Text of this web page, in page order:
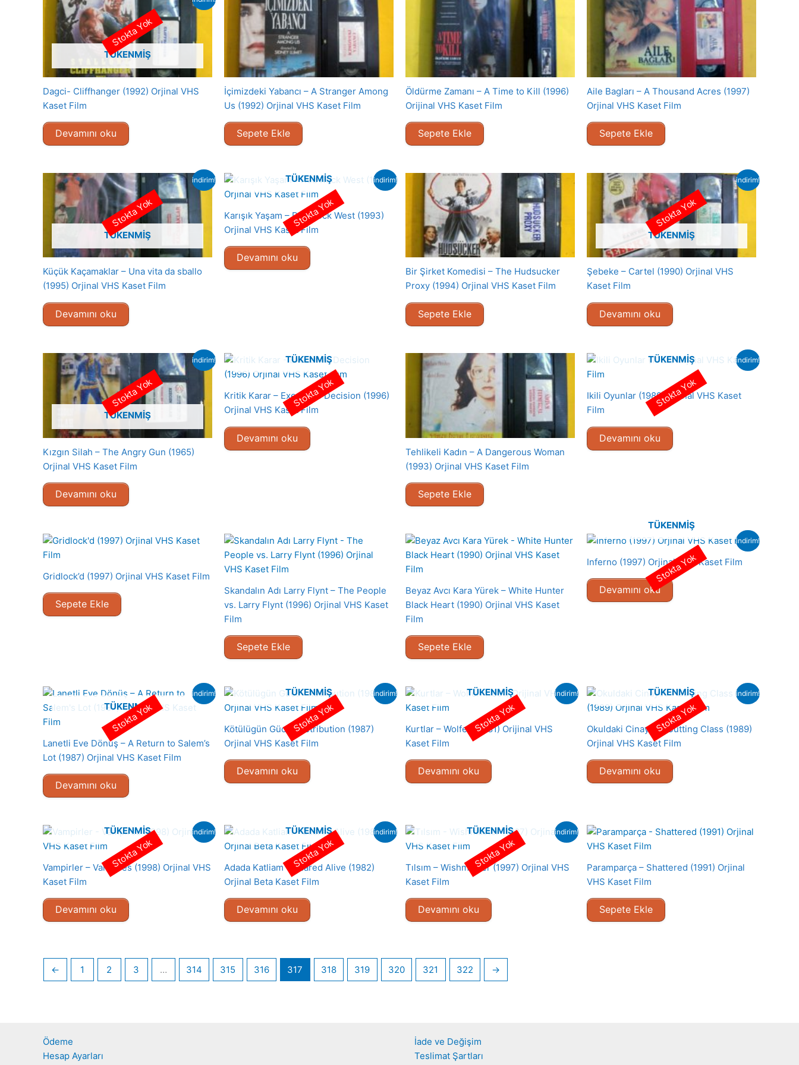
TÜKENMIŞ
Dagci- Cliffhanger (1992) Orjinal VHS
Kaset Film
Devamını oku
Stokta Yok
İçimizdeki Yabancı – A Stranger Among
Us (1992) Orjinal VHS Kaset Film
Sepete Ekle
Öldürme Zamanı – A Time to Kill (1996)
Orijinal VHS Kaset Film
Sepete Ekle
Aile Bagları – A Thousand Acres (1997)
Orjinal VHS Kaset Film
Sepete Ekle
indirim!
TÜKENMIŞ
Küçük Kaçamaklar – Una vita da sballo
(1995) Orjinal VHS Kaset Film
Devamını oku
Stokta Yok
indirim!
TÜKENMIŞ
Karışık Yaşam – Red Rock West (1993)
Orjinal VHS Kaset Film
Devamını oku
Stokta Yok
Bir Şirket Komedisi – The Hudsucker
Proxy (1994) Orjinal VHS Kaset Film
Sepete Ekle
indirim!
TÜKENMIŞ
Şebeke – Cartel (1990) Orjinal VHS
Kaset Film
Devamını oku
Stokta Yok
indirim!
TÜKENMIŞ
Kızgın Silah – The Angry Gun (1965)
Orjinal VHS Kaset Film
Devamını oku
Stokta Yok
TÜKENMIŞ
Kritik Karar – Executive Decision (1996)
Orjinal VHS Kaset Film
Devamını oku
Stokta Yok
Tehlikeli Kadın – A Dangerous Woman
(1993) Orjinal VHS Kaset Film
Sepete Ekle
indirim!
TÜKENMIŞ
Ikili Oyunlar (1989) Orjinal VHS Kaset
Film
Devamını oku
Stokta Yok
Gridlock’d (1997) Orjinal VHS Kaset Film
Sepete Ekle
Skandalın Adı Larry Flynt – The People
vs. Larry Flynt (1996) Orjinal VHS Kaset
Film
Sepete Ekle
Beyaz Avcı Kara Yürek – White Hunter
Black Heart (1990) Orjinal VHS Kaset
Film
Sepete Ekle
indirim!
TÜKENMIŞ
Inferno (1997) Orjinal VHS Kaset Film
Devamını oku
Stokta Yok
indirim!
TÜKENMIŞ
Lanetli Eve Dönüş – A Return to Salem’s
Lot (1987) Orjinal VHS Kaset Film
Devamını oku
Stokta Yok
indirim!
TÜKENMIŞ
Kötülügün Gücü– Retribution (1987)
Orjinal VHS Kaset Film
Devamını oku
Stokta Yok
indirim!
TÜKENMIŞ
Kurtlar – Wolfen (1981) Orijinal VHS
Kaset Film
Devamını oku
Stokta Yok
indirim!
TÜKENMIŞ
Okuldaki Cinayet – Cutting Class (1989)
Orjinal VHS Kaset Film
Devamını oku
Stokta Yok
indirim!
TÜKENMIŞ
Vampirler – Vampires (1998) Orjinal VHS
Kaset Film
Devamını oku
Stokta Yok
indirim!
TÜKENMIŞ
Adada Katliam – Scared Alive (1982)
Orjinal Beta Kaset Film
Devamını oku
Stokta Yok
indirim!
TÜKENMIŞ
Tılsım – Wishmaster (1997) Orjinal VHS
Kaset Film
Devamını oku
Stokta Yok
Paramparça – Shattered (1991) Orjinal
VHS Kaset Film
Sepete Ekle
← 1 2 3 … 314 315 316 317 318 319 320 321 322 →
Ödeme
Hesap Ayarları
İade ve Değişim
Teslimat Şartları